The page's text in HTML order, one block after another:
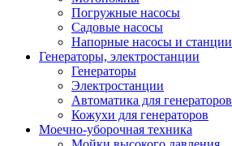
Погружные насосы
Садовые насосы
Напорные насосы и станции
Генераторы, электростанции
Генераторы
Электростанции
Автоматика для генераторов
Кожухи для генераторов
Моечно-уборочная техника